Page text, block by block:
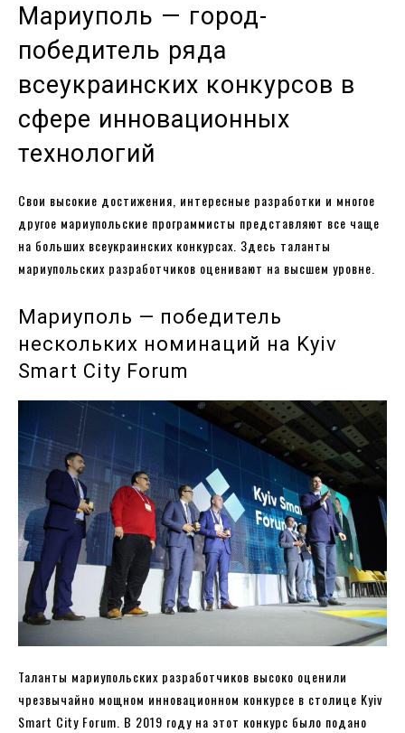
Мариуполь — город-
победитель ряда
всеукраинских конкурсов в
сфере инновационных
технологий
Свои высокие достижения, интересные разработки и многое
другое мариупольские программисты представляют все чаще
на больших всеукраинских конкурсах. Здесь таланты
мариупольских разработчиков оценивают на высшем уровне.
Мариуполь — победитель
нескольких номинаций на Kyiv
Smart City Forum
Таланты мариупольских разработчиков высоко оценили
чрезвычайно мощном инновационном конкурсе в столице Kyiv
Smart City Forum. В 2019 году на этот конкурс было подано